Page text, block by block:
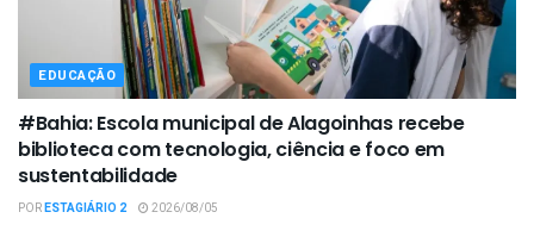
EDUCAÇÃO
#Bahia: Escola municipal de Alagoinhas recebe
biblioteca com tecnologia, ciência e foco em
sustentabilidade
PORESTAGIÁRIO 2 2026/08/05